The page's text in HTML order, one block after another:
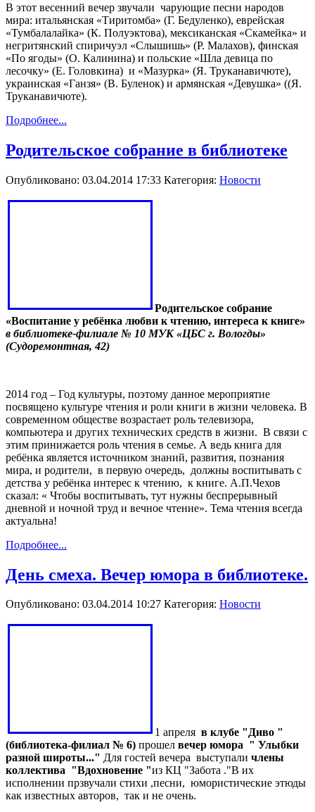
В этот весенний вечер звучали чарующие песни народов
мира: итальянская «Тиритомба» (Г. Бедуленко), еврейская
«Тумбалалайка» (К. Полуэктова), мексиканская «Скамейка» и
негритянский спиричуэл «Слышишь» (Р. Малахов), финская
«По ягоды» (О. Калинина) и польские «Шла девица по
лесочку» (Е. Головкина) и «Мазурка» (Я. Труканавичюте),
украинская «Ганзя» (В. Буленок) и армянская «Девушка» ((Я.
Труканавичюте).
Подробнее...
Родительское собрание в библиотеке
Опубликовано: 03.04.2014 17:33 Категория: Новости
Родительское собрание
«Воспитание у ребёнка любви к чтению, интереса к книге»
в библиотеке-филиале № 10 МУК «ЦБС г. Вологды»
(Судоремонтная, 42)
2014 год – Год культуры, поэтому данное мероприятие
посвящено культуре чтения и роли книги в жизни человека. В
современном обществе возрастает роль телевизора,
компьютера и других технических средств в жизни. В связи с
этим принижается роль чтения в семье. А ведь книга для
ребёнка является источником знаний, развития, познания
мира, и родители, в первую очередь, должны воспитывать с
детства у ребёнка интерес к чтению, к книге. А.П.Чехов
сказал: « Чтобы воспитывать, тут нужны беспрерывный
дневной и ночной труд и вечное чтение». Тема чтения всегда
актуальна!
Подробнее...
День смеха. Вечер юмора в библиотеке.
Опубликовано: 03.04.2014 10:27 Категория: Новости
1 апреля в клубе "Диво "
(библиотека-филиал № 6) прошел вечер юмора " Улыбки
разной широты..." Для гостей вечера выступали члены
коллектива "Вдохновение "из КЦ "Забота ."В их
исполнении прзвучали стихи ,песни, юмористические этюды
как известных авторов, так и не очень.